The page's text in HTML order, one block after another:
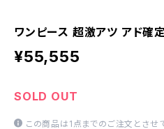
ワンピース 超激アツ アド確
¥55,555
SOLD OUT
この商品は1点までのご注文とさせ